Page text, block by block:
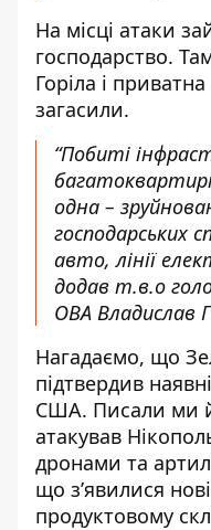
На місці атаки
господарство.
Горіла і
загасили.
“Побиті
одна –
господарських
авто, лінії
додав т.в.о
ОВА Владислав
Нагадаємо, що
підтвердив
США. Писали ми
атакував
дронами та
що з’явилися
продуктовому